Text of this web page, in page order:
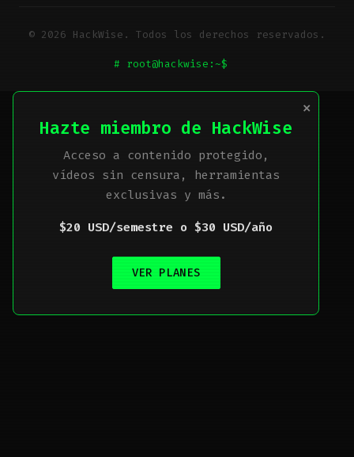
© 2026 HackWise. Todos los derechos reservados.
# root@hackwise:~$
×
Hazte miembro de HackWise
Acceso a contenido protegido,
vídeos sin censura, herramientas
exclusivas y más.
$20 USD/semestre o $30 USD/año
VER PLANES